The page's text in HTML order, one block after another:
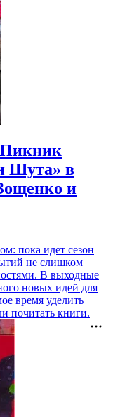
Шута» в
и
пока идет сезон
не слишком
В выходные
новых идей для
время уделить
почитать книги.